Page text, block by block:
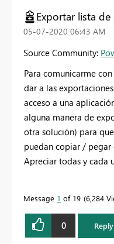
Exportar lista
‎05-07-2020 06:43 AM
Source Community:
Para comunicarme
dar a las
acceso a una
alguna manera de
otra solución) para
puedan copiar / pegar
Apreciar todas y cada
Message 1 of 19 6,284
0 Reply